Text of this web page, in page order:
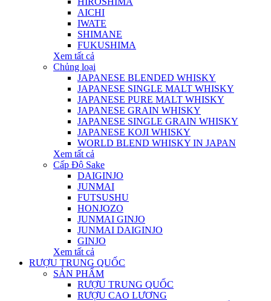
AICHI
IWATE
SHIMANE
FUKUSHIMA
Xem tất cả
Chủng loại
JAPANESE BLENDED WHISKY
JAPANESE SINGLE MALT WHISKY
JAPANESE PURE MALT WHISKY
JAPANESE GRAIN WHISKY
JAPANESE SINGLE GRAIN WHISKY
JAPANESE KOJI WHISKY
WORLD BLEND WHISKY IN JAPAN
Xem tất cả
Cấp Độ Sake
DAIGINJO
JUNMAI
FUTSUSHU
HONJOZO
JUNMAI GINJO
JUNMAI DAIGINJO
GINJO
Xem tất cả
RƯỢU TRUNG QUỐC
SẢN PHẨM
RƯỢU TRUNG QUỐC
RƯỢU CAO LƯƠNG